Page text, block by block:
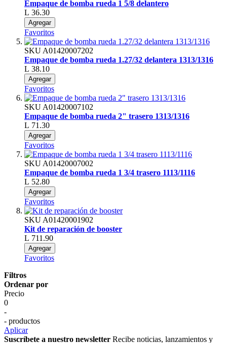
Empaque de bomba rueda 1 5/8 delantero
L 36.30
Agregar
Favoritos
SKU A01420007202
Empaque de bomba rueda 1.27/32 delantera 1313/1316
L 38.10
Agregar
Favoritos
SKU A01420007102
Empaque de bomba rueda 2" trasero 1313/1316
L 71.30
Agregar
Favoritos
SKU A01420007002
Empaque de bomba rueda 1 3/4 trasero 1113/1116
L 52.80
Agregar
Favoritos
SKU A01420001902
Kit de reparación de booster
L 711.90
Agregar
Favoritos
Filtros
Ordenar por
Precio
0
-
- productos
Aplicar
Suscríbete a nuestro newsletter Recibe noticias, lanzamientos y